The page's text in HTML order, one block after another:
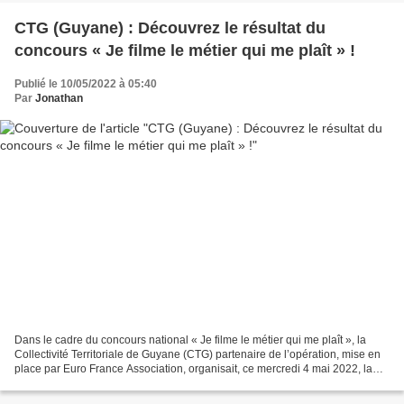
CTG (Guyane) : Découvrez le résultat du
concours « Je filme le métier qui me plaît » !
Publié le 10/05/2022 à 05:40
Par Jonathan
Dans le cadre du concours national « Je filme le métier qui me plaît », la
Collectivité Territoriale de Guyane (CTG) partenaire de l’opération, mise en
place par Euro France Association, organisait, ce mercredi 4 mai 2022, la